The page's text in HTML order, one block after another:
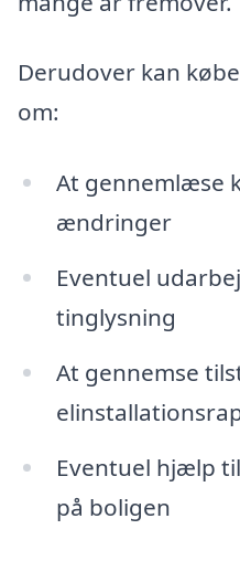
Derudover kan
om:
At gennemlæse
ændringer
Eventuel
tinglysning
At gennemse
Eventuel hjælp
på boligen